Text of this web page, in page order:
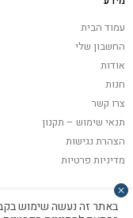
עמוד הבית
החשבון שלי
אודות
חנות
צרו קשר
תנאי שימוש – תקנון
הצהרת נגישות
מדיניות פרטיות